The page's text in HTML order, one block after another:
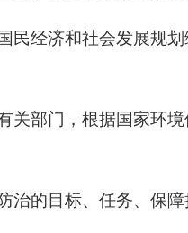
民经济和社会发展规
关部门，根据国家环
治的目标、任务、保